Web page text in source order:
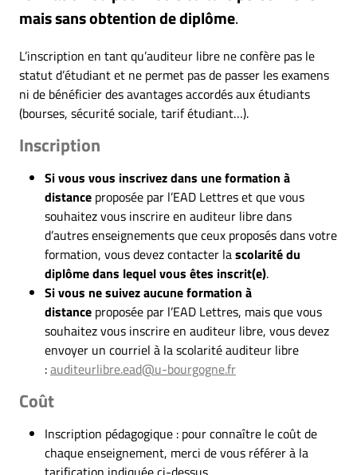
mais sans obtention de diplôme.
L’inscription en tant qu’auditeur libre ne confère pas le
statut d’étudiant et ne permet pas de passer les examens
ni de bénéficier des avantages accordés aux étudiants
(bourses, sécurité sociale, tarif étudiant…).
Inscription
Si vous vous inscrivez dans une formation à
distance proposée par l’EAD Lettres et que vous
souhaitez vous inscrire en auditeur libre dans
d’autres enseignements que ceux proposés dans votre
formation, vous devez contacter lascolarité du
diplôme dans lequel vous êtes inscrit(e).
Si vous ne suivez aucune formation à
distance proposée par l’EAD Lettres, mais que vous
souhaitez vous inscrire en auditeur libre, vous devez
envoyer un courriel à la scolarité auditeur libre
:auditeurlibre.ead@u-bourgogne.fr
Coût
Inscription pédagogique : pour connaître le coût de
chaque enseignement, merci de vous référer à la